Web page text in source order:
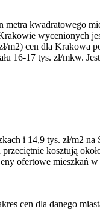
metra kwadratowego
wycenionych
m2) cen dla Krakowa
16-17 tys. zł/mkw.
i 14,9 tys. zł/m2
przeciętnie kosztują
ofertowe mieszkań
cen dla danego